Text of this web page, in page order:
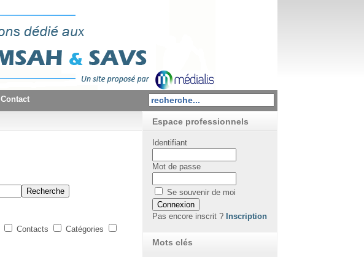
Contact
Recherche
Contacts
Catégories
Espace professionnels
Identifiant
Mot de passe
Se souvenir de moi
Pas encore inscrit ? Inscription
Mots clés